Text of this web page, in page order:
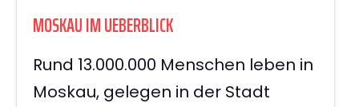
MOSKAU IM UEBERBLICK
Rund 13.000.000 Menschen leben in
Moskau, gelegen in der Stadt